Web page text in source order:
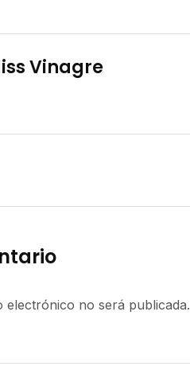
Vinagre
electrónico no será publicada.